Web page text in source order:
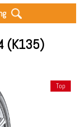
(K135)
Top